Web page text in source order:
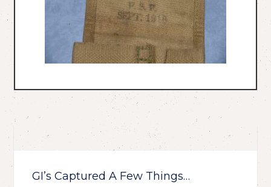
GI’s Captured A Few Things…